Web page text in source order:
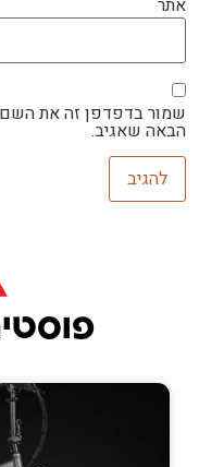
שמור בדפדפן זה את
הבאה שאגיב.